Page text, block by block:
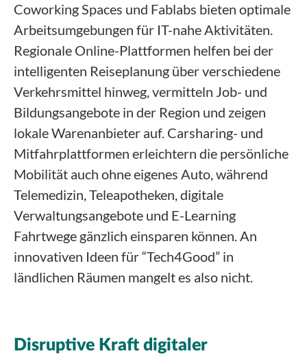
Coworking Spaces und Fablabs bieten optimale
Arbeitsumgebungen für IT-nahe Aktivitäten.
Regionale Online-Plattformen helfen bei der
intelligenten Reiseplanung über verschiedene
Verkehrsmittel hinweg, vermitteln Job- und
Bildungsangebote in der Region und zeigen
lokale Warenanbieter auf. Carsharing- und
Mitfahrplattformen erleichtern die persönliche
Mobilität auch ohne eigenes Auto, während
Telemedizin, Teleapotheken, digitale
Verwaltungsangebote und E-Learning
Fahrtwege gänzlich einsparen können. An
innovativen Ideen für “Tech4Good” in
ländlichen Räumen mangelt es also nicht.
Disruptive Kraft digitaler